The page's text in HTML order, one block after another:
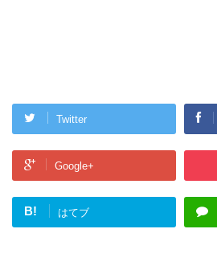
Twitter
Google+
B! はてブ